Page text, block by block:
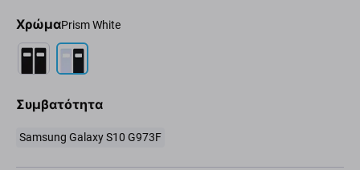
ΧρώμαPrism White
Συμβατότητα
Samsung Galaxy S10 G973F